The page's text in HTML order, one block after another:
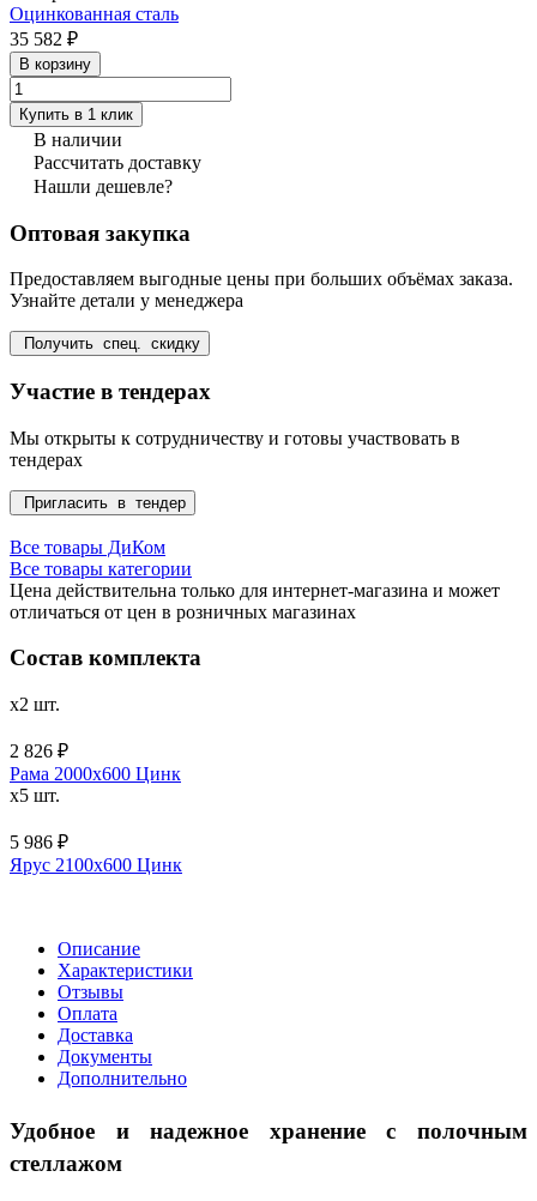
Оцинкованная сталь
35 582 ₽
В корзину
Купить в 1 клик
В наличии
Рассчитать доставку
Нашли дешевле?
Оптовая закупка
Предоставляем выгодные цены при больших объёмах заказа.
Узнайте детали у менеджера
Получить спец. скидку
Участие в тендерах
Мы открыты к сотрудничеству и готовы участвовать в
тендерах
Пригласить в тендер
Все товары ДиКом
Все товары категории
Цена действительна только для интернет-магазина и может
отличаться от цен в розничных магазинах
Состав комплекта
x2 шт.
2 826 ₽
Рама 2000х600 Цинк
x5 шт.
5 986 ₽
Ярус 2100х600 Цинк
Описание
Характеристики
Отзывы
Оплата
Доставка
Документы
Дополнительно
Удобное и надежное хранение с полочным
стеллажом